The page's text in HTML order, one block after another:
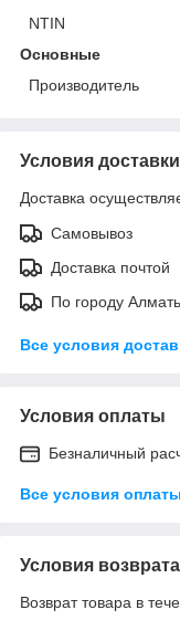
NTIN
Основные
Производитель
Условия доставки
Доставка
Самовывоз
Доставка почтой
По городу
Все условия
Условия оплаты
Безналичный
Все условия оплаты
Условия возврата
Возврат товара в